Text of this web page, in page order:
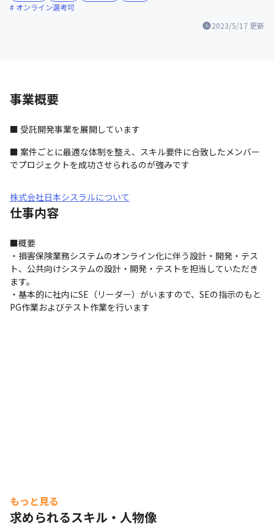
2023/5/17 更新
オンライン選考可
事業概要
■ 受託開発事業を展開しています
■ 案件ごとに最適な体制を整え、スキル要件に合致したメンバー
でプロジェクトを成功させられるのが強みです
株式会社日本シスラルについて
仕事内容
■概要
・損害保険業務システムのオンライン化に伴う設計・開発・テス
ト、公共向けシステムの設計・開発・テストを担当していただき
ます。
・基本的に社内にSE（リーダー）がいますので、SEの指示のもと
PG作業およびテスト作業を行います
もっと見る
求められるスキル・人物像